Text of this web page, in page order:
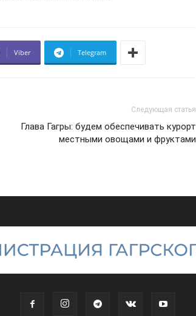
Viber Telegram
Следующая статья
Глава Гагры: будем обеспечивать курорт
местными овощами и фруктами